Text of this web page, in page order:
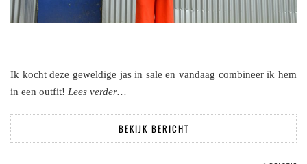
Ik kocht deze geweldige jas in sale en vandaag combineer ik hem
in een outfit! Lees verder…
BEKIJK BERICHT